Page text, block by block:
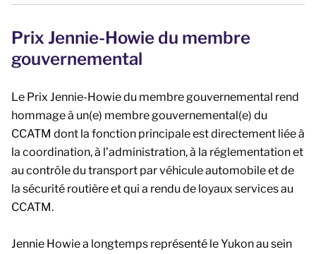
Prix Jennie-Howie du membre
gouvernemental
Le Prix Jennie-Howie du membre gouvernemental rend
hommage à un(e) membre gouvernemental(e) du
CCATM dont la fonction principale est directement liée à
la coordination, à l’administration, à la réglementation et
au contrôle du transport par véhicule automobile et de
la sécurité routière et qui a rendu de loyaux services au
CCATM.
Jennie Howie a longtemps représenté le Yukon au sein